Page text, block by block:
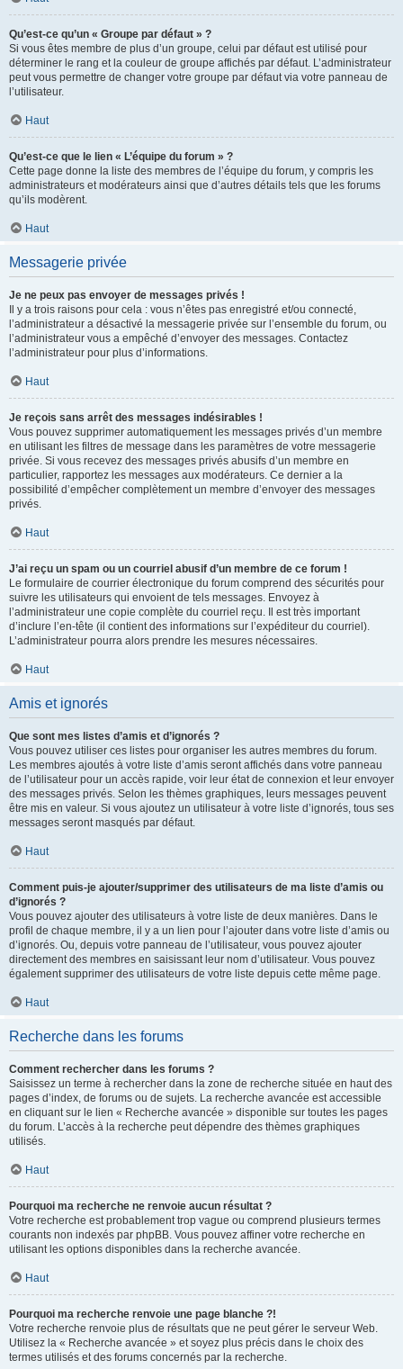
Qu’est-ce qu’un « Groupe par défaut » ?
Si vous êtes membre de plus d’un groupe, celui par défaut est utilisé pour
déterminer le rang et la couleur de groupe affichés par défaut. L’administrateur
peut vous permettre de changer votre groupe par défaut via votre panneau de
l’utilisateur.
Haut
Qu’est-ce que le lien « L’équipe du forum » ?
Cette page donne la liste des membres de l’équipe du forum, y compris les
administrateurs et modérateurs ainsi que d’autres détails tels que les forums
qu’ils modèrent.
Haut
Messagerie privée
Je ne peux pas envoyer de messages privés !
Il y a trois raisons pour cela : vous n’êtes pas enregistré et/ou connecté,
l’administrateur a désactivé la messagerie privée sur l’ensemble du forum, ou
l’administrateur vous a empêché d’envoyer des messages. Contactez
l’administrateur pour plus d’informations.
Haut
Je reçois sans arrêt des messages indésirables !
Vous pouvez supprimer automatiquement les messages privés d’un membre
en utilisant les filtres de message dans les paramètres de votre messagerie
privée. Si vous recevez des messages privés abusifs d’un membre en
particulier, rapportez les messages aux modérateurs. Ce dernier a la
possibilité d’empêcher complètement un membre d’envoyer des messages
privés.
Haut
J’ai reçu un spam ou un courriel abusif d’un membre de ce forum !
Le formulaire de courrier électronique du forum comprend des sécurités pour
suivre les utilisateurs qui envoient de tels messages. Envoyez à
l’administrateur une copie complète du courriel reçu. Il est très important
d’inclure l’en-tête (il contient des informations sur l’expéditeur du courriel).
L’administrateur pourra alors prendre les mesures nécessaires.
Haut
Amis et ignorés
Que sont mes listes d’amis et d’ignorés ?
Vous pouvez utiliser ces listes pour organiser les autres membres du forum.
Les membres ajoutés à votre liste d’amis seront affichés dans votre panneau
de l’utilisateur pour un accès rapide, voir leur état de connexion et leur envoyer
des messages privés. Selon les thèmes graphiques, leurs messages peuvent
être mis en valeur. Si vous ajoutez un utilisateur à votre liste d’ignorés, tous ses
messages seront masqués par défaut.
Haut
Comment puis-je ajouter/supprimer des utilisateurs de ma liste d’amis ou
d’ignorés ?
Vous pouvez ajouter des utilisateurs à votre liste de deux manières. Dans le
profil de chaque membre, il y a un lien pour l’ajouter dans votre liste d’amis ou
d’ignorés. Ou, depuis votre panneau de l’utilisateur, vous pouvez ajouter
directement des membres en saisissant leur nom d’utilisateur. Vous pouvez
également supprimer des utilisateurs de votre liste depuis cette même page.
Haut
Recherche dans les forums
Comment rechercher dans les forums ?
Saisissez un terme à rechercher dans la zone de recherche située en haut des
pages d’index, de forums ou de sujets. La recherche avancée est accessible
en cliquant sur le lien « Recherche avancée » disponible sur toutes les pages
du forum. L’accès à la recherche peut dépendre des thèmes graphiques
utilisés.
Haut
Pourquoi ma recherche ne renvoie aucun résultat ?
Votre recherche est probablement trop vague ou comprend plusieurs termes
courants non indexés par phpBB. Vous pouvez affiner votre recherche en
utilisant les options disponibles dans la recherche avancée.
Haut
Pourquoi ma recherche renvoie une page blanche ?!
Votre recherche renvoie plus de résultats que ne peut gérer le serveur Web.
Utilisez la « Recherche avancée » et soyez plus précis dans le choix des
termes utilisés et des forums concernés par la recherche.